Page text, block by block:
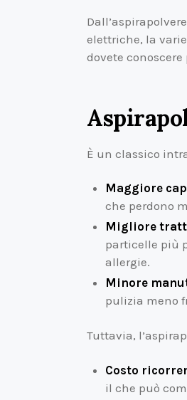
elettriche, la
dovete
È un classico
Maggiore
che perdono
Migliore
particelle più
allergie.
Minore
pulizia meno
Tuttavia,
Costo
il che può